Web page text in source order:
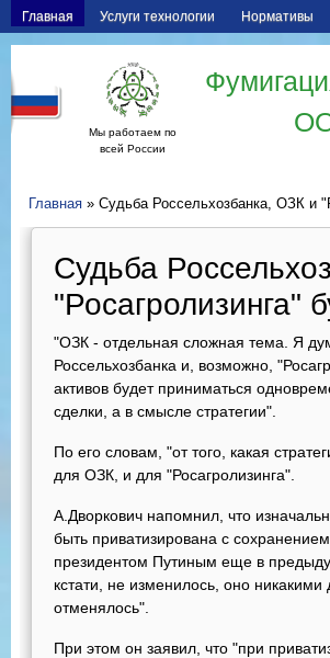
Главная Услуги технологии Нормативы
Мы работаем по
всей России
Главная » Судьба Россельхозбанка, ОЗК и
Судьба
"Росагролизинга"
"ОЗК - отдельная сложная тема. Я
Россельхозбанка и, возможно,
активов будет приниматься
сделки, а в смысле стратегии".
По его словам, "от того, какая
для ОЗК, и для "Росагролизинга".
А.Дворкович напомнил, что
быть приватизирована с
президентом Путиным еще в
кстати, не изменилось, оно
отменялось".
При этом он заявил, что "при